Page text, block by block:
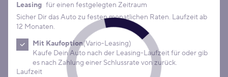
Leasing Konditionen
Leasing für einen festgelegten Zeitraum
Sicher Dir das Auto zu festen monatlichen Raten. Laufzeit ab
12 Monaten.
Mit Kaufoption(Vario-Leasing)
Kaufe Dein Auto nach der Leasing-Laufzeit für oder gib
es nach Zahlung einer Schlussrate von zurück.
Laufzeit